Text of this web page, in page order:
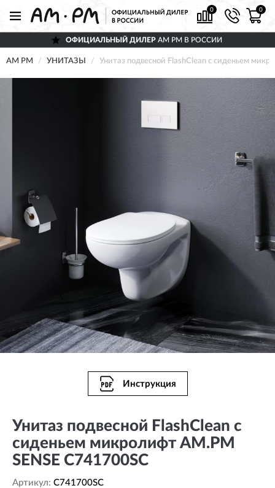
0 0
ОФИЦИАЛЬНЫЙ ДИЛЕР AM PM В РОССИИ
AM PM УНИТАЗЫ Унитаз подвесной FlashClean с сиденьем
Инструкция
Унитаз подвесной FlashClean с
сиденьем микролифт AM.PM
SENSE C741700SC
Артикул: C741700SC